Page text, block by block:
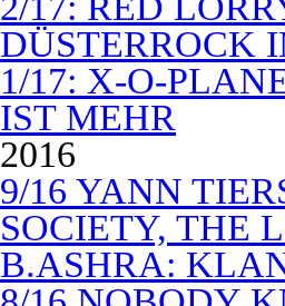
DÜSTERROCK
1/17: X-O-
IST MEHR
2016
9/16 YANN
SOCIETY, THE
B.ASHRA: